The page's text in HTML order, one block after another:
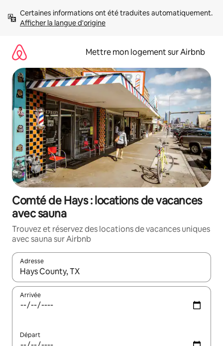
directement
Afficher la langue d'origine
Mettre mon logement sur Airbnb
Comté de Hays : locations de vacances
avec sauna
Trouvez et réservez des locations de vacances uniques
avec sauna sur Airbnb
Adresse
Lorsque les résultats s'affichent, utilisez les flèches vers le
Arrivée
Départ